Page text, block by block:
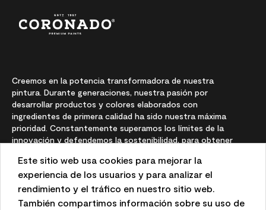
Este sitio web usa cookies para mejorar la
experiencia de los usuarios y para analizar el
rendimiento y el tráfico en nuestro sitio web.
También compartimos información sobre su uso de
Creemos en la potencia transformadora de nuestra
pintura. Durante generaciones, nuestra pasión por
desarrollar productos y colores elaborados con
ingredientes de primera calidad ha sido nuestra máxima
prioridad. Constantemente superamos los límites de la
innovación y defendemos la sostenibilidad, para obtener
puede confiar.